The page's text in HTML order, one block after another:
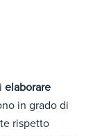
elaborare
in grado di
rispetto